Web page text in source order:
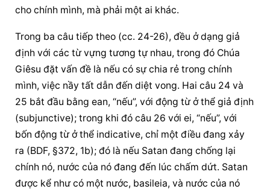
cho chính mình, mà phải một ai khác.
Trong ba câu tiếp theo (cc. 24-26), đều ở dạng giả
định với các từ vựng tương tự nhau, trong đó Chúa
Giêsu đặt vấn đề là nếu có sự chia rẻ trong chính
mình, việc nầy tất dẫn đến diệt vong. Hai câu 24 và
25 bắt đầu bằng ean, “nếu”, với động từ ở thể giả định
(subjunctive); trong khi đó câu 26 với ei, “nếu”, với
bốn động từ ở thể indicative, chỉ một điều đang xảy
ra (BDF, §372, 1b); đó là nếu Satan đang chống lại
chính nó, nước của nó đang đến lúc chấm dứt. Satan
được kể như có một nước, basileia, và nước của nó